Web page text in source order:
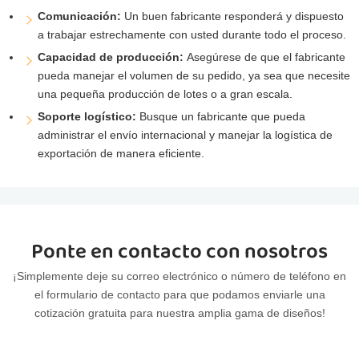
Comunicación: Un buen fabricante responderá y dispuesto
a trabajar estrechamente con usted durante todo el proceso.
Capacidad de producción: Asegúrese de que el fabricante
pueda manejar el volumen de su pedido, ya sea que necesite
una pequeña producción de lotes o a gran escala.
Soporte logístico: Busque un fabricante que pueda
administrar el envío internacional y manejar la logística de
exportación de manera eficiente.
Ponte en contacto con nosotros
¡Simplemente deje su correo electrónico o número de teléfono en
el formulario de contacto para que podamos enviarle una
cotización gratuita para nuestra amplia gama de diseños!